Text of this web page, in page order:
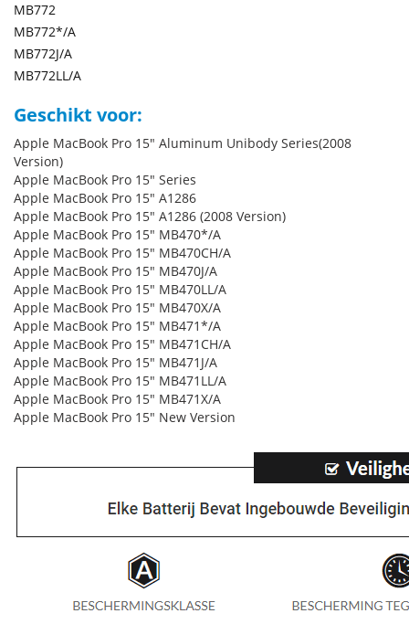
MB772
MB772*/A
MB772J/A
MB772LL/A
Geschikt voor:
Apple MacBook Pro 15" Aluminum Unibody Series(2008
Version)
Apple MacBook Pro 15" Series
Apple MacBook Pro 15" A1286
Apple MacBook Pro 15" A1286 (2008 Version)
Apple MacBook Pro 15" MB470*/A
Apple MacBook Pro 15" MB470CH/A
Apple MacBook Pro 15" MB470J/A
Apple MacBook Pro 15" MB470LL/A
Apple MacBook Pro 15" MB470X/A
Apple MacBook Pro 15" MB471*/A
Apple MacBook Pro 15" MB471CH/A
Apple MacBook Pro 15" MB471J/A
Apple MacBook Pro 15" MB471LL/A
Apple MacBook Pro 15" MB471X/A
Apple MacBook Pro 15" New Version